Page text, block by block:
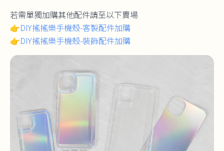
若需單獨加購其他配件請至以下賣場
👉DIY搖搖樂手機殼-客製配件加購
👉DIY搖搖樂手機殼-裝飾配件加購